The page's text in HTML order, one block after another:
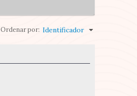
Ordenar por: Identificador